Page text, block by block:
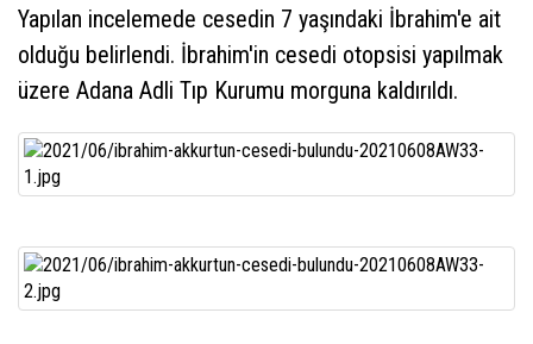
Yapılan incelemede cesedin 7 yaşındaki İbrahim'e ait
olduğu belirlendi. İbrahim'in cesedi otopsisi yapılmak
üzere Adana Adli Tıp Kurumu morguna kaldırıldı.